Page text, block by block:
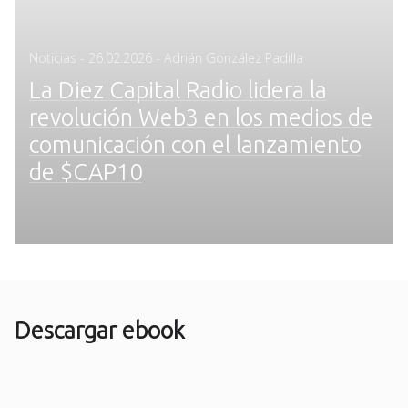
Noticias - Posted
26.02.2026 - Adrián González Padilla
La Diez Capital Radio lidera la
revolución Web3 en los medios de
comunicación con el lanzamiento
de $CAP10
Descargar ebook